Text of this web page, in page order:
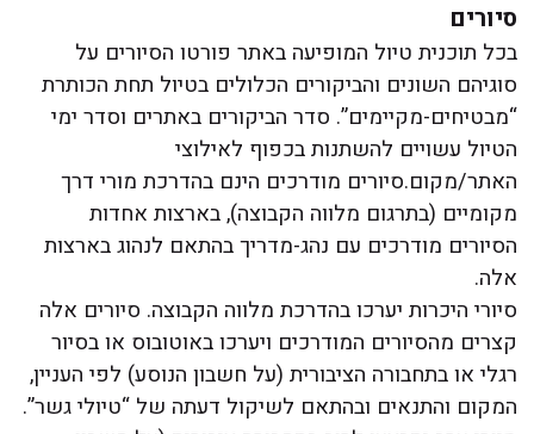
סיורים
בכל תוכנית טיול המופיעה באתר פורטו הסיורים על
סוגיהם השונים והביקורים הכלולים בטיול תחת הכותרת
“מבטיחים-מקיימים”. סדר הביקורים באתרים וסדר ימי
הטיול עשויים להשתנות בכפוף לאילוצי
האתר/מקום.סיורים מודרכים הינם בהדרכת מורי דרך
מקומיים (בתרגום מלווה הקבוצה), בארצות אחדות
הסיורים מודרכים עם נהג-מדריך בהתאם לנהוג בארצות
אלה.
סיורי היכרות יערכו בהדרכת מלווה הקבוצה. סיורים אלה
קצרים מהסיורים המודרכים ויערכו באוטובוס או בסיור
רגלי או בתחבורה הציבורית (על חשבון הנוסע) לפי העניין,
המקום והתנאים ובהתאם לשיקול דעתה של “טיולי גשר”.